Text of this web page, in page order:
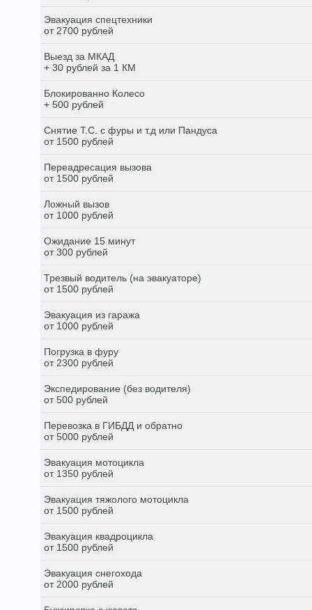
Эвакуация спецтехники
от 2700 рублей
Выезд за МКАД
+ 30 рублей за 1 КМ
Блокированно Колесо
+ 500 рублей
Снятие Т.С. с фуры и т.д или Пандуса
от 1500 рублей
Переадресация вызова
от 1500 рублей
Ложный вызов
от 1000 рублей
Ожидание 15 минут
от 300 рублей
Трезвый водитель (на эвакуаторе)
от 1500 рублей
Эвакуация из гаража
от 1000 рублей
Погрузка в фуру
от 2300 рублей
Экспедирование (без водителя)
от 500 рублей
Перевозка в ГИБДД и обратно
от 5000 рублей
Эвакуация мотоцикла
от 1350 рублей
Эвакуация тяжолого мотоцикла
от 1500 рублей
Эвакуация квадроцикла
от 1500 рублей
Эвакуация снегохода
от 2000 рублей